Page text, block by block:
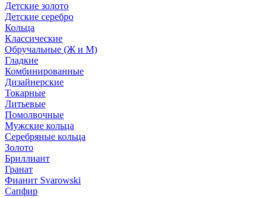
Детские золото
Детские серебро
Кольца
Классические
Обручальные (Ж и М)
Гладкие
Комбинированные
Дизайнерские
Токарные
Литьевые
Помолвочные
Мужские кольца
Серебряные кольца
Золото
Бриллиант
Гранат
Фианит Svarowski
Сапфир